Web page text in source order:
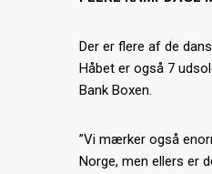
Der er flere af de
Håbet er også 7
Bank Boxen.
”Vi mærker også
Norge, men ellers er